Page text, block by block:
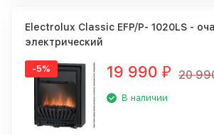
Electrolux Classic EFP/P- 1020LS -
электрический
-5% 19 990 ₽ 20
В наличии